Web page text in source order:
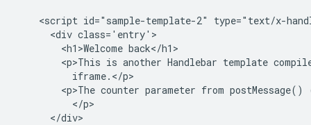
<script id="sample-template-2" type="text/x-
      <div class='entry'>
        <h1>Welcome back</h1>
<p>This is another Handlebar template
          iframe.</p>
<p>The counter parameter from postMessage()
          </p>
      </div>